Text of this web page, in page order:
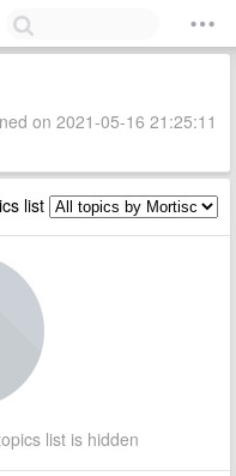
on 2021-05-16 21:25:11
list
list is hidden